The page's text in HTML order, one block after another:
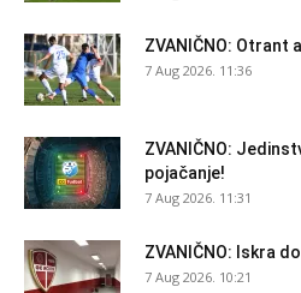
ZVANIČNO: Otrant
7 Aug 2026. 11:36
ZVANIČNO:
pojačanje!
7 Aug 2026. 11:31
ZVANIČNO: Iskra
7 Aug 2026. 10:21